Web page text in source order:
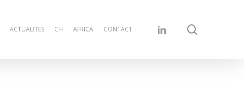
ACTUALITES CH AFRICA CONTACT linkedin